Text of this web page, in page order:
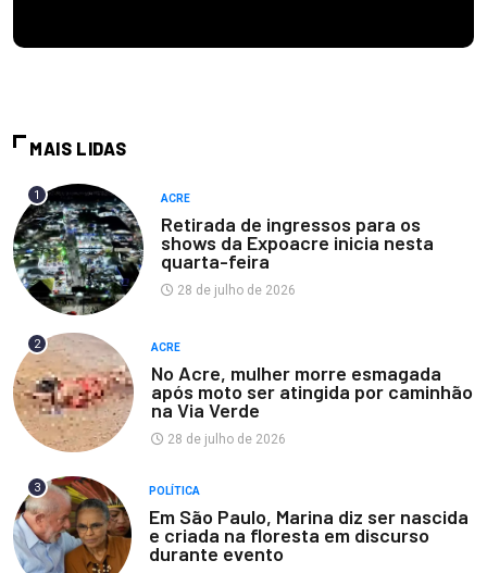
MAIS LIDAS
1 ACRE
Retirada de ingressos para os
shows da Expoacre inicia nesta
quarta-feira
28 de julho de 2026
2 ACRE
No Acre, mulher morre esmagada
após moto ser atingida por caminhão
na Via Verde
28 de julho de 2026
3 POLÍTICA
Em São Paulo, Marina diz ser nascida
e criada na floresta em discurso
durante evento